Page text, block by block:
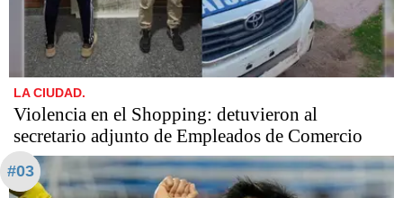
LA CIUDAD.
Violencia en el Shopping: detuvieron al
secretario adjunto de Empleados de Comercio
#03